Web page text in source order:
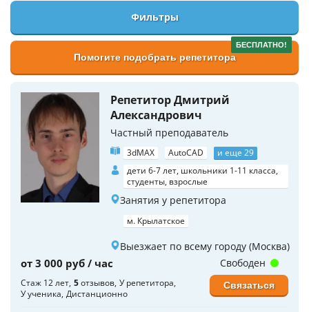
Фильтры
БЕСПЛАТНО!
Помогите подобрать репетитора
Репетитор Дмитрий
Александрович
Частный преподаватель
3dMAX AutoCAD
и еще 29
дети 6-7 лет, школьники 1-11 класса,
студенты, взрослые
Занятия у репетитора
м. Крылатское
Выезжает по всему городу (Москва)
от 3 000 руб / час
Стаж 12 лет 5отзывов У репетитора
У ученика Дистанционно
Свободен
Связаться